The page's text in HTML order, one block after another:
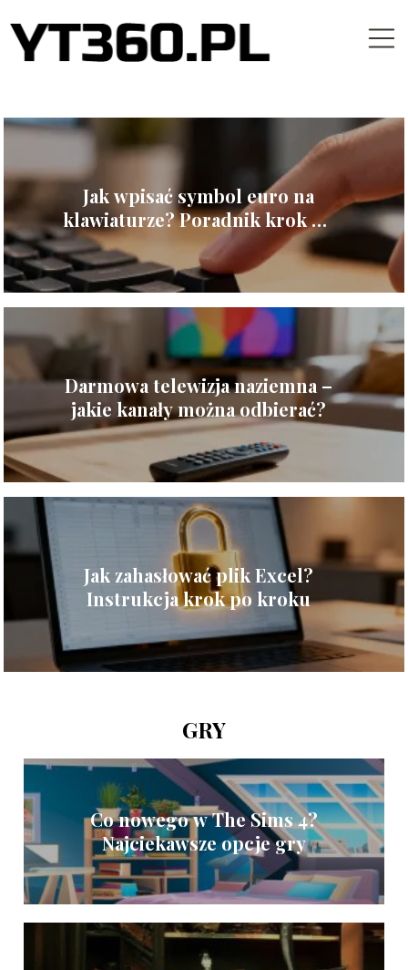
Jak wpisać symbol euro na
klawiaturze? Poradnik krok po
kroku
Darmowa telewizja naziemna –
jakie kanały można odbierać?
Jak zahasłować plik Excel?
Instrukcja krok po kroku
GRY
Co nowego w The Sims 4?
Najciekawsze opcje gry